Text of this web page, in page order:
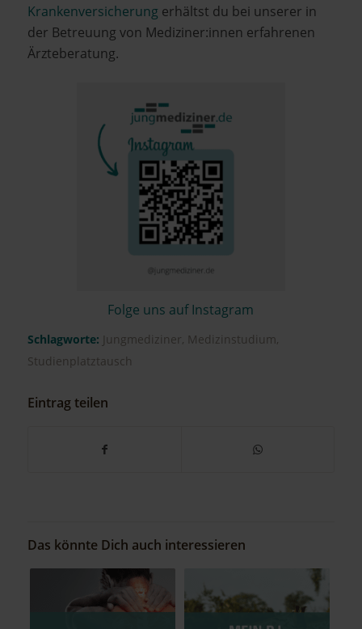
Krankenversicherung erhältst du bei unserer in
der Betreuung von Mediziner:innen erfahrenen
Ärzteberatung.
Folge uns auf Instagram
Schlagworte: Jungmediziner, Medizinstudium,
Studienplatztausch
Eintrag teilen
Das könnte Dich auch interessieren